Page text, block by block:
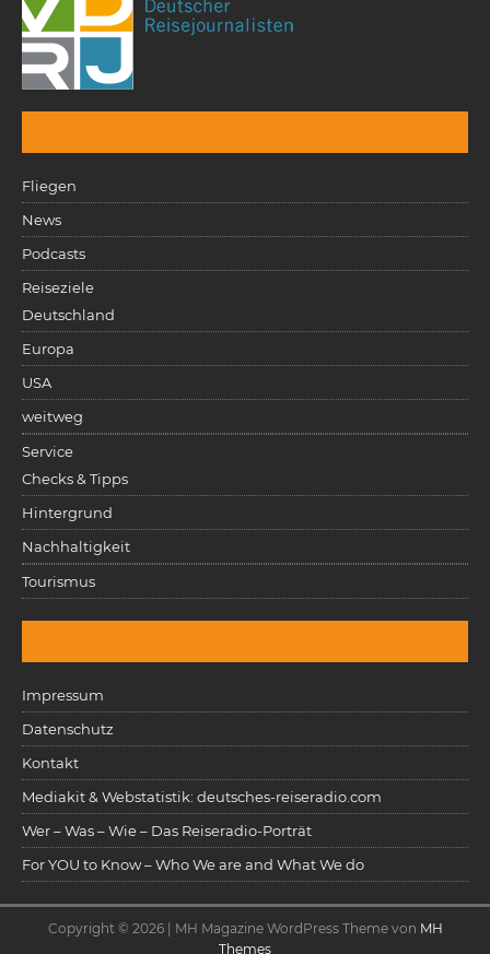
Fliegen
News
Podcasts
Reiseziele
Deutschland
Europa
USA
weitweg
Service
Checks & Tipps
Hintergrund
Nachhaltigkeit
Tourismus
Impressum
Datenschutz
Kontakt
Mediakit & Webstatistik: deutsches-reiseradio.com
Wer – Was – Wie – Das Reiseradio-Porträt
For YOU to Know – Who We are and What We do
Copyright © 2026 | MH Magazine WordPress Theme von MH
Themes